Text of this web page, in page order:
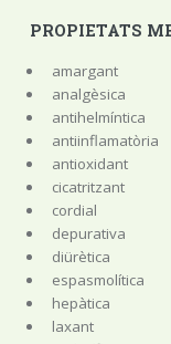
PROPIETATS
amargant
analgèsica
antihelmíntica
antiinflamatòria
antioxidant
cicatritzant
cordial
depurativa
diürètica
espasmolítica
hepàtica
laxant